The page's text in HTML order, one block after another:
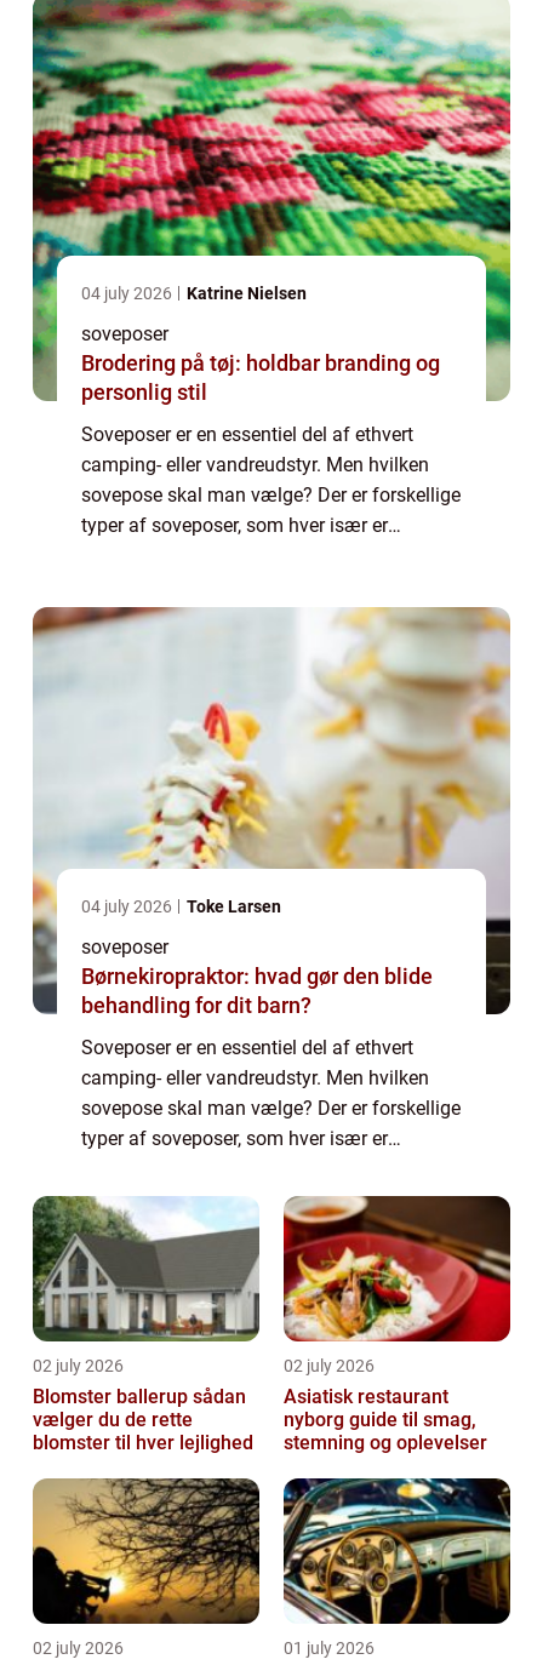
04 july 2026 Katrine Nielsen
soveposer
Brodering på tøj: holdbar branding og
personlig stil
Soveposer er en essentiel del af ethvert
camping- eller vandreudstyr. Men hvilken
sovepose skal man vælge? Der er forskellige
typer af soveposer, som hver især er
04 july 2026 Toke Larsen
soveposer
Børnekiropraktor: hvad gør den blide
behandling for dit barn?
Soveposer er en essentiel del af ethvert
camping- eller vandreudstyr. Men hvilken
sovepose skal man vælge? Der er forskellige
typer af soveposer, som hver især er
denne artikel vil vi gennemgå de forsk...
02 july 2026
Blomster ballerup sådan
vælger du de rette
blomster til hver lejlighed
02 july 2026
Asiatisk restaurant
nyborg guide til smag,
stemning og oplevelser
02 july 2026 01 july 2026